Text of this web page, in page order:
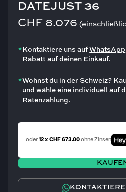
DATEJUST 36
CHF 8.076
*Kontaktiere uns aufWhatsApp
Rabatt auf deinen Einkauf.
*Wohnst du in der Schweiz?
und wähle eine individuell auf
Ratenzahlung.
oder12 x CHF 673.00ohne Zinsen